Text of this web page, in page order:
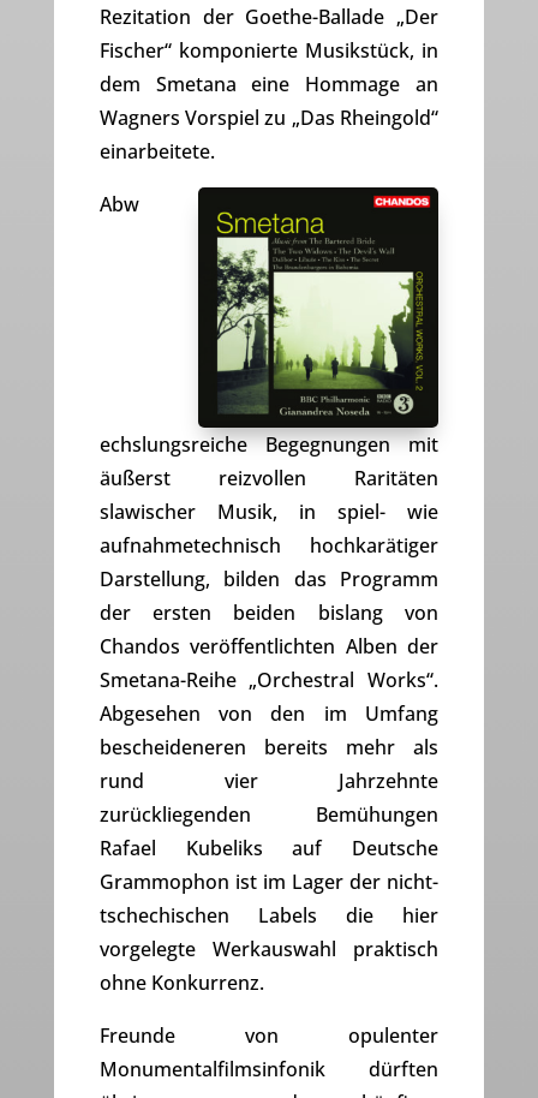
Rezitation der Goethe-Ballade „Der
Fischer“ komponierte Musikstück, in
dem Smetana eine Hommage an
Wagners Vorspiel zu „Das Rheingold“
einarbeitete.
Abw
echslungsreiche Begegnungen mit
äußerst reizvollen Raritäten
slawischer Musik, in spiel- wie
aufnahmetechnisch hochkarätiger
Darstellung, bilden das Programm
der ersten beiden bislang von
Chandos veröffentlichten Alben der
Smetana-Reihe „Orchestral Works“.
Abgesehen von den im Umfang
bescheideneren bereits mehr als
rund vier Jahrzehnte
zurückliegenden Bemühungen
Rafael Kubeliks auf Deutsche
Grammophon ist im Lager der nicht-
tschechischen Labels die hier
vorgelegte Werkauswahl praktisch
ohne Konkurrenz.
Freunde von opulenter
Monumentalfilmsinfonik dürften